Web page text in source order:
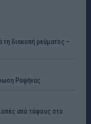
τη διακοπή ρεύματος –
Ραφήνας
από τάφους στο